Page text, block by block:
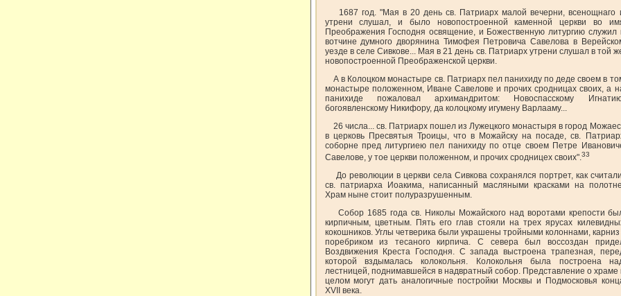
1687 год. "Мая в 20 день св. Патриарх малой вечерни, всенощнаго
утрени слушал, и было новопостроенной каменной церкви во
Преображения Господня освящение, и Божественную литургию служил
вотчине думного дворянина Тимофея Петровича Савелова в
уезде в селе Сивкове... Мая в 21 день св. Патриарх утрени слушал в той
новопостроенной Преображенской церкви.
А в Колоцком монастыре св. Патриарх пел панихиду по деде своем в
монастыре положенном, Иване Савелове и прочих сродницах своих, а
панихиде пожаловал архимандритом: Новоспасскому
богоявленскому Никифору, да колоцкому игумену Варлааму...
26 числа... св. Патриарх пошел из Лужецкого монастыря в город
в церковь Пресвятыя Троицы, что в Можайску на посаде, св.
соборне пред литургиею пел панихиду по отце своем Петре
Савелове, у тое церкви положенном, и прочих сродницех своих".33
До революции в церкви села Сивкова сохранялся портрет, как
св. патриарха Иоакима, написанный масляными красками на
Храм ныне стоит полуразрушенным.
Собор 1685 года св. Николы Можайского над воротами крепости
кирпичным, цветным. Пять его глав стояли на трех ярусах
кокошников. Углы четверика были украшены тройными колоннами, карниз
поребриком из тесаного кирпича. С севера был воссоздан
Воздвижения Креста Господня. С запада выстроена трапезная,
которой вздымалась колокольня. Колокольня была построена
лестницей, поднимавшейся в надвратный собор. Представление о храме
целом могут дать аналогичные постройки Москвы и Подмосковья
XVII века.